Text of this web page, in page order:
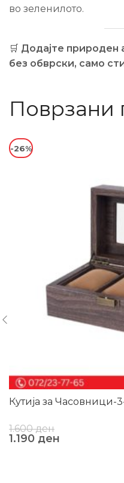
во зеленилото.
🛒 Додајте природен
без обврски, само
Поврзани
-26%
Кутија за Часовници-
1.600ден
1.190 ден